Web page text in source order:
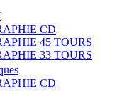
CD
45 TOURS
33 TOURS
CD